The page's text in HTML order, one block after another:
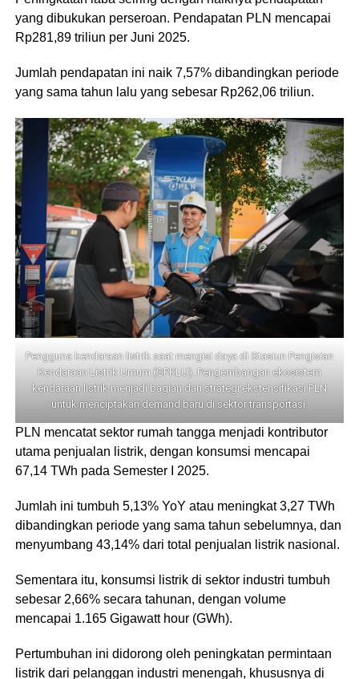
yang dibukukan perseroan. Pendapatan PLN mencapai
Rp281,89 triliun per Juni 2025.
Jumlah pendapatan ini naik 7,57% dibandingkan periode
yang sama tahun lalu yang sebesar Rp262,06 triliun.
Pengguna kendaraan listrik saat mengisi daya di Stasiun Pengisian
Kendaraan Listrik Umum (SPKLU). Pengembangan ekosistem
kendaraan listrik menjadi bagian dari strategi ekstensifikasi PLN
untuk menciptakan demand baru di sektor transportasi.
PLN mencatat sektor rumah tangga menjadi kontributor
utama penjualan listrik, dengan konsumsi mencapai
67,14 TWh pada Semester I 2025.
Jumlah ini tumbuh 5,13% YoY atau meningkat 3,27 TWh
dibandingkan periode yang sama tahun sebelumnya, dan
menyumbang 43,14% dari total penjualan listrik nasional.
Sementara itu, konsumsi listrik di sektor industri tumbuh
sebesar 2,66% secara tahunan, dengan volume
mencapai 1.165 Gigawatt hour (GWh).
Pertumbuhan ini didorong oleh peningkatan permintaan
listrik dari pelanggan industri menengah, khususnya di